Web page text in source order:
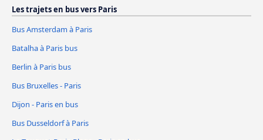
Les trajets en bus vers Paris
Bus Amsterdam à Paris
Batalha à Paris bus
Berlin à Paris bus
Bus Bruxelles - Paris
Dijon - Paris en bus
Bus Dusseldorf à Paris